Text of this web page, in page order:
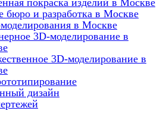
покраска изделий в Москве
бюро и разработка в Москве
в Москве
3D-моделирование в
3D-моделирование в
дизайн